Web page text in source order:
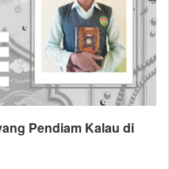
Pendiam Kalau di